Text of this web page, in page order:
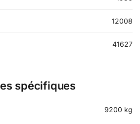
12008
41627
spécifiques
9200 kg